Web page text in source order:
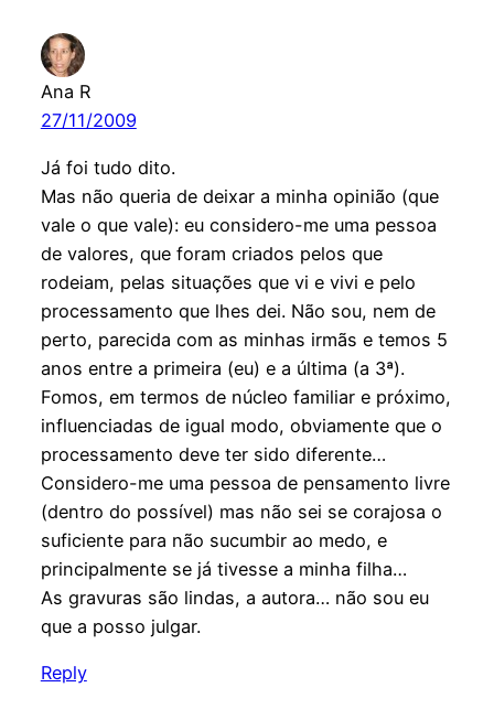
Ana R
27/11/2009
Já foi tudo dito.
Mas não queria de deixar a minha opinião (que
vale o que vale): eu considero-me uma pessoa
de valores, que foram criados pelos que
rodeiam, pelas situações que vi e vivi e pelo
processamento que lhes dei. Não sou, nem de
perto, parecida com as minhas irmãs e temos 5
anos entre a primeira (eu) e a última (a 3ª).
Fomos, em termos de núcleo familiar e próximo,
influenciadas de igual modo, obviamente que o
processamento deve ter sido diferente…
Considero-me uma pessoa de pensamento livre
(dentro do possível) mas não sei se corajosa o
suficiente para não sucumbir ao medo, e
principalmente se já tivesse a minha filha…
As gravuras são lindas, a autora… não sou eu
que a posso julgar.
Reply